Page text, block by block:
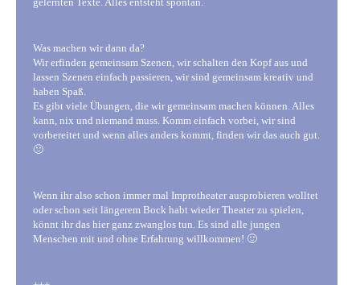
Was machen wir dann da?
Wir erfinden gemeinsam Szenen, wir schalten den Kopf aus und
lassen Szenen einfach passieren, wir sind gemeinsam kreativ und
haben Spaß.
Es gibt viele Übungen, die wir gemeinsam machen können. Alles
kann, nix und niemand muss. Komm einfach vorbei, wir sind
vorbereitet und wenn alles anders kommt, finden wir das auch gut.
🙂
Wenn ihr also schon immer mal Improtheater ausprobieren wolltet
oder schon seit längerem Bock habt wieder Theater zu spielen,
könnt ihr das hier ganz zwanglos tun. Es sind alle jungen
Menschen mit und ohne Erfahrung willkommen! 🙂